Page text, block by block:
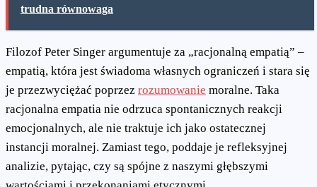
trudna równowaga
Filozof Peter Singer argumentuje za „racjonalną empatią” –
empatią, która jest świadoma własnych ograniczeń i stara się
je przezwyciężać poprzez rozumowanie moralne. Taka
racjonalna empatia nie odrzuca spontanicznych reakcji
emocjonalnych, ale nie traktuje ich jako ostatecznej
instancji moralnej. Zamiast tego, poddaje je refleksyjnej
analizie, pytając, czy są spójne z naszymi głębszymi